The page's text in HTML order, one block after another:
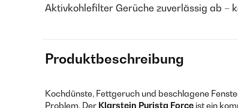
Aktivkohlefilter Gerüche zuverlässig ab –
Produktbeschreibung
Kochdünste, Fettgeruch und beschlagene
Problem. Der Klarstein Purista Force ist ein